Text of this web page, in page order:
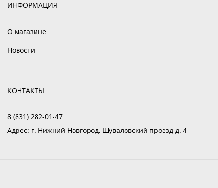
ИНФОРМАЦИЯ
О магазине
Новости
КОНТАКТЫ
8 (831) 282-01-47
Адрес: г. Нижний Новгород, Шуваловский проезд д. 4